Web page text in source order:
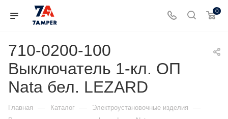
0
710-0200-100
Выключатель 1-кл. ОП
Nata бел. LEZARD
Главная — Каталог — Электроустановочные изделия —